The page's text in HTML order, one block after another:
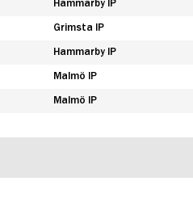
Hammarby IP
Grimsta IP
Hammarby IP
Malmö IP
Malmö IP